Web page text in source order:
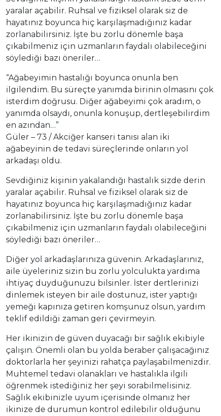
yaralar açabilir. Ruhsal ve fiziksel olarak siz de
hayatınız boyunca hiç karşılaşmadığınız kadar
zorlanabilirsiniz. İşte bu zorlu dönemle başa
çıkabilmeniz için uzmanların faydalı olabileceğini
söylediği bazı öneriler…
“Ağabeyimin hastalığı boyunca onunla ben
ilgilendim. Bu süreçte yanımda birinin olmasını çok
isterdim doğrusu. Diğer ağabeyimi çok aradım, o
yanımda olsaydı, onunla konuşup, dertleşebilirdim
en azından…”
Güler – 73 / Akciğer kanseri tanısı alan iki
ağabeyinin de tedavi süreçlerinde onların yol
arkadaşı oldu.
Sevdiğiniz kişinin yakalandığı hastalık sizde derin
yaralar açabilir. Ruhsal ve fiziksel olarak siz de
hayatınız boyunca hiç karşılaşmadığınız kadar
zorlanabilirsiniz. İşte bu zorlu dönemle başa
çıkabilmeniz için uzmanların faydalı olabileceğini
söylediği bazı öneriler…
Diğer yol arkadaşlarınıza güvenin. Arkadaşlarınız,
aile üyeleriniz sizin bu zorlu yolculukta yardıma
ihtiyaç duyduğunuzu bilsinler. İster dertlerinizi
dinlemek isteyen bir aile dostunuz, ister yaptığı
yemeği kapınıza getiren komşunuz olsun, yardım
teklif edildiği zaman geri çevirmeyin.
Her ikinizin de güven duyacağı bir sağlık ekibiyle
çalışın. Önemli olan bu yolda beraber çalışacağınız
doktorlarla her şeyinizi rahatça paylaşabilmenizdir.
Muhtemel tedavi olanakları ve hastalıkla ilgili
öğrenmek istediğiniz her şeyi sorabilmelisiniz.
Sağlık ekibinizle uyum içerisinde olmanız her
ikinize de durumun kontrol edilebilir olduğunu